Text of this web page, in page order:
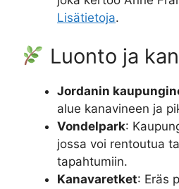
Lisätietoja.
Luonto ja
Jordanin
alue kanavineen ja
Vondelpark:
jossa voi rentoutua
tapahtumiin.
Kanavaretket: Eräs